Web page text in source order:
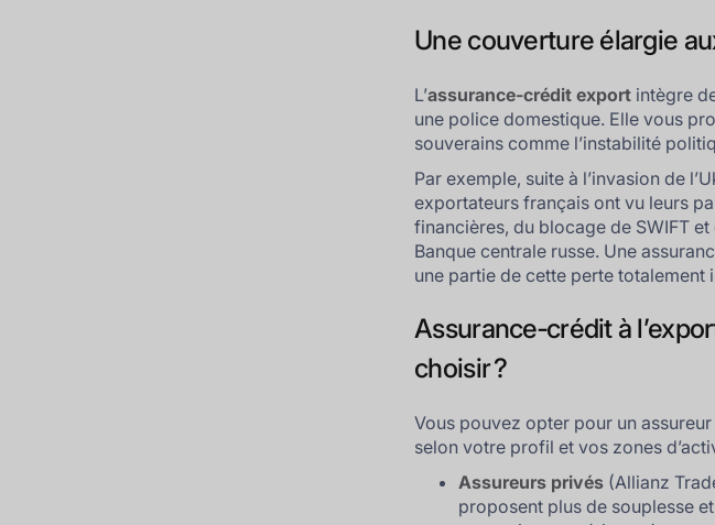
Une couverture élargie
L’assurance‑crédit export intègre
une police domestique. Elle vous
souverains comme l’instabilité
Par exemple, suite à l’invasion de
exportateurs français ont vu leurs
financières, du blocage de SWIFT
Banque centrale russe. Une
une partie de cette perte totalement
Assurance‑crédit à
choisir ?
Vous pouvez opter pour un
selon votre profil et vos zones
Assureurs privés (Allianz
proposent plus de souplesse